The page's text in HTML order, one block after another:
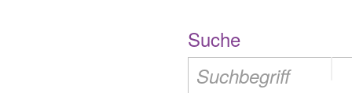
Suche